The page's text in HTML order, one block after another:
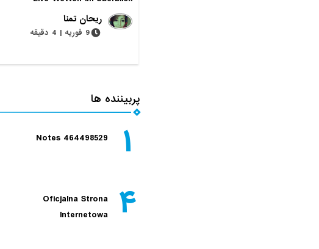
ریحان تمنا
9 فوریه | 4 دقیقه
پربیننده ها
۱ Notes 464498529
۴
Oficjalna Strona
Internetowa